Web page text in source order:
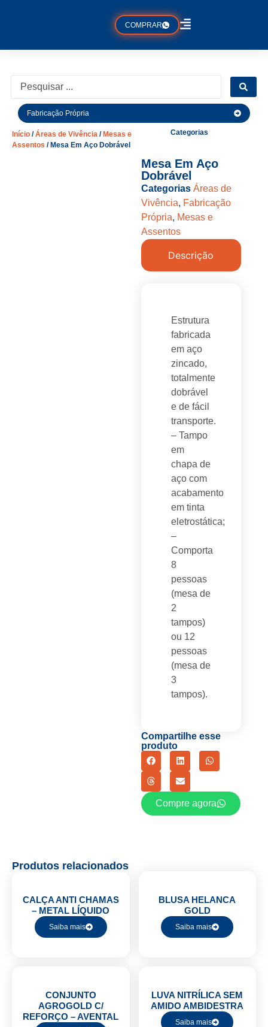
COMPRAR
Fabricação Própria
Início /Áreas de Vivência / Mesas e
Assentos / Mesa Em Aço Dobrável
Categorias
Mesa Em Aço
Dobrável
Categorias Áreas de
Vivência, Fabricação
Própria, Mesas e
Assentos
Descrição
Estrutura
fabricada
em aço
zincado,
totalmente
dobrável
e de fácil
transporte.
– Tampo
em
chapa de
aço com
acabamento
em tinta
eletrostática;
–
Comporta
8
pessoas
(mesa de
2
tampos)
ou 12
pessoas
(mesa de
3
tampos).
Compartilhe esse
produto
Compre agora
Produtos relacionados
CALÇA ANTI CHAMAS
– METAL LÍQUIDO
Saiba mais
BLUSA HELANCA
GOLD
Saiba mais
CONJUNTO
AGROGOLD C/
REFORÇO – AVENTAL
LUVA NITRÍLICA SEM
AMIDO AMBIDESTRA
Saiba mais